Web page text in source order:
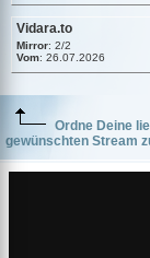
Vidara.to
Mirror: 2/2
Vom: 26.07.2026
Ordne Deine
gewünschten Stream